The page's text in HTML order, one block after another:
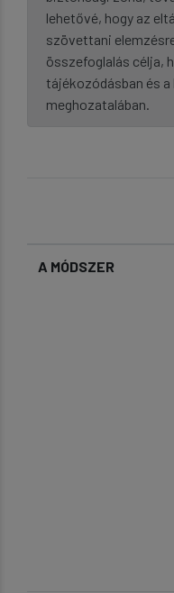
lehetővé, hogy az
szövettani
összefoglalás célja,
tájékozódásban és
meghozatalában.
A MÓDSZER